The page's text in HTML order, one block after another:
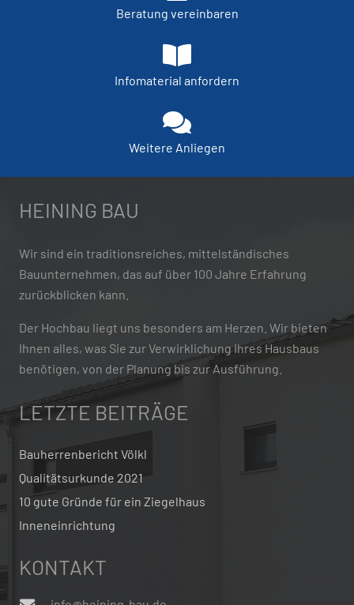
Beratung vereinbaren
Infomaterial anfordern
Weitere Anliegen
HEINING BAU
Wir sind ein traditionsreiches, mittelständisches
Bauunternehmen, das auf über 100 Jahre Erfahrung
zurückblicken kann.
Der Hochbau liegt uns besonders am Herzen. Wir bieten
Ihnen alles, was Sie zur Verwirklichung Ihres Hausbaus
benötigen, von der Planung bis zur Ausführung.
LETZTE BEITRÄGE
Bauherrenbericht Völkl
Qualitätsurkunde 2021
10 gute Gründe für ein Ziegelhaus
Inneneinrichtung
KONTAKT